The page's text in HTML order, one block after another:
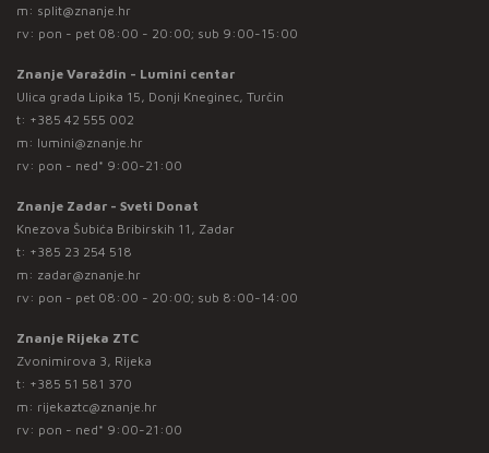
m: split@znanje.hr
rv: pon - pet 08:00 - 20:00; sub 9:00-15:00
Znanje Varaždin - Lumini centar
Ulica grada Lipika 15, Donji Kneginec, Turčin
t: +385 42 555 002
m: lumini@znanje.hr
rv: pon - ned* 9:00-21:00
Znanje Zadar - Sveti Donat
Knezova Šubića Bribirskih 11, Zadar
t: +385 23 254 518
m: zadar@znanje.hr
rv: pon - pet 08:00 - 20:00; sub 8:00-14:00
Znanje Rijeka ZTC
Zvonimirova 3, Rijeka
t: +385 51 581 370
m: rijekaztc@znanje.hr
rv: pon - ned* 9:00-21:00